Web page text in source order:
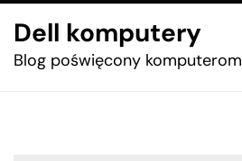
the
Dell komputery
Blog poświęcony komputerom